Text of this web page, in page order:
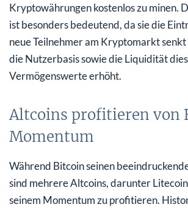
Kryptowährungen kostenlos zu minen.
ist besonders bedeutend, da sie die
neue Teilnehmer am Kryptomarkt
die Nutzerbasis sowie die Liquidität
Vermögenswerte erhöht.
Altcoins profitieren von
Momentum
Während Bitcoin seinen
sind mehrere Altcoins, darunter
seinem Momentum zu profitieren.